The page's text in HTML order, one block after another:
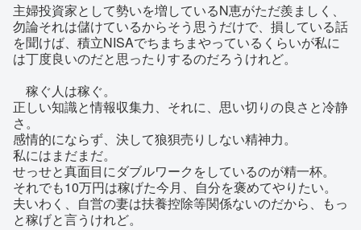
主婦投資家として勢いを増しているN恵がただ羨ましく、
勿論それは儲けているからそう思うだけで、損している話
を聞けば、積立NISAでちまちまやっているくらいが私に
は丁度良いのだと思ったりするのだろうけれど。
稼ぐ人は稼ぐ。
正しい知識と情報収集力、それに、思い切りの良さと冷静
さ。
感情的にならず、決して狼狽売りしない精神力。
私にはまだまだ。
せっせと真面目にダブルワークをしているのが精一杯。
それでも10万円は稼げた今月、自分を褒めてやりたい。
夫いわく、自営の妻は扶養控除等関係ないのだから、もっ
と稼げと言うけれど。